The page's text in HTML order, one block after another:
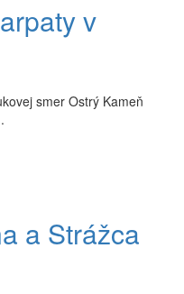
v
smer Ostrý Kameň
a Strážca